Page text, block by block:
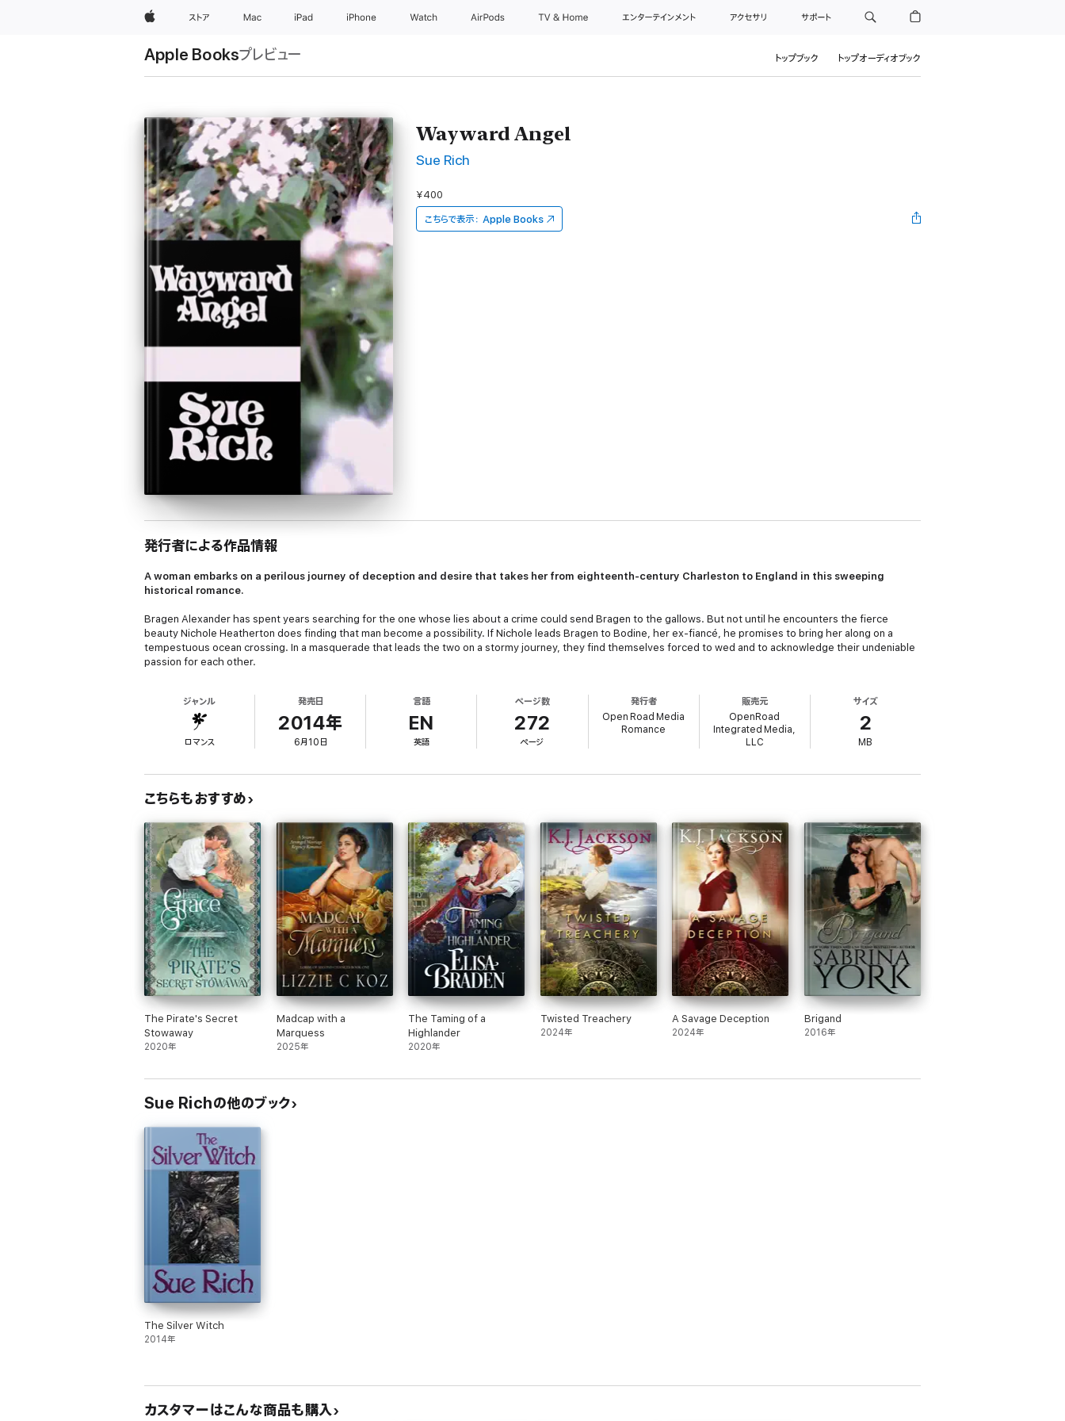
Appleストア Mac iPad iPhone Watch AirPods TV & Home エンターテインメント アクセサリ サポート
Apple Booksプレビュー トップブック トップオーディオブック
Wayward Angel
Sue Rich
¥400
こちらで表示： Apple Books
発行者による作品情報
A woman embarks on a perilous journey of deception and desire that takes her from eighteenth-century Charleston to England in this sweeping
historical romance.
Bragen Alexander has spent years searching for the one whose lies about a crime could send Bragen to the gallows. But not until he encounters the fierce
beauty Nichole Heatherton does finding that man become a possibility. If Nichole leads Bragen to Bodine, her ex-fiancé, he promises to bring her along on a
tempestuous ocean crossing. In a masquerade that leads the two on a stormy journey, they find themselves forced to wed and to acknowledge their undeniable
passion for each other.
ジャンル
ロマンス
発売日
2014年
6月10日
言語
EN
英語
ページ数
272
ページ
発行者
Open Road Media
Romance
販売元
OpenRoad
Integrated Media,
LLC
サイズ
2
MB
こちらもおすすめ
The Pirate's Secret
Stowaway
2020年
Madcap with a
Marquess
2025年
The Taming of a
Highlander
2020年
Twisted Treachery
2024年
A Savage Deception
2024年
Brigand
2016年
Sue Richの他のブック
The Silver Witch
2014年
カスタマーはこんな商品も購入